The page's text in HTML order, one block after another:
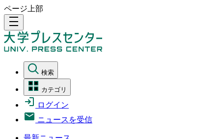
ページ上部
density_medium
検索
カテゴリ
ログイン
ニュースを受信